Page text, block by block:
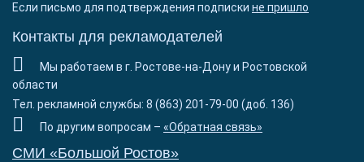
Если письмо для подтверждения подписки не пришло
Контакты для рекламодателей
Мы работаем в г. Ростове-на-Дону и Ростовской
области
Тел. рекламной службы: 8 (863) 201-79-00 (доб. 136)
По другим вопросам – «Обратная связь»
СМИ «Большой Ростов»